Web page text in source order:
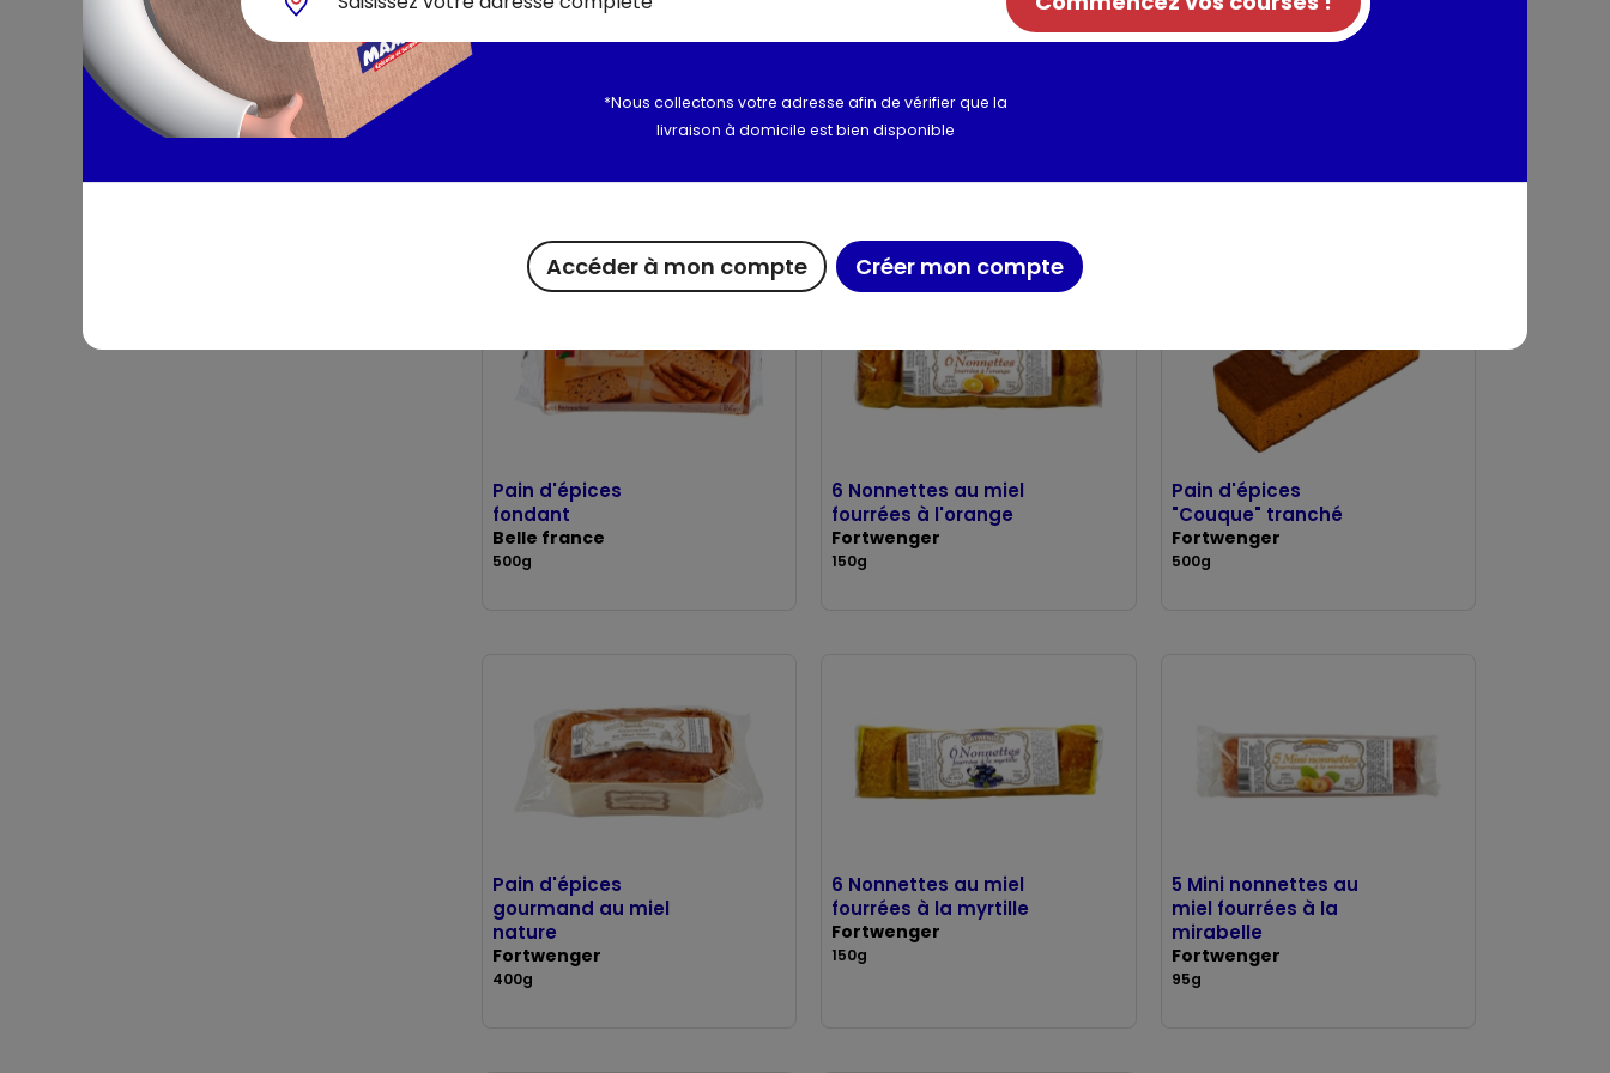
Cake au citron
Pain d'épices
fondant
Belle france
500g
6 Nonnettes au miel
fourrées à l'orange
Fortwenger
150g
Pain d'épices
"Couque" tranché
Fortwenger
500g
Pain d'épices
gourmand au miel
nature
Fortwenger
400g
6 Nonnettes au miel
fourrées à la myrtille
Fortwenger
150g
5 Mini nonnettes au
miel fourrées à la
mirabelle
Fortwenger
95g
*Nous collectons votre adresse afin de vérifier que la
livraison à domicile est bien disponible
Accéder à mon compte Créer mon compte